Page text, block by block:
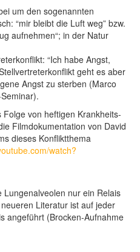
um den sogenannten
“mir bleibt die Luft weg” bzw.
aufnehmen“; in der Natur
“Ich habe Angst,
geht es aber
Angst zu sterben (Marco
Folge von heftigen Krankheits-
Filmdokumentation von David
dieses Konfliktthema
watch?
nur ein Relais
Literatur ist auf jeder
angeführt (Brocken-Aufnahme